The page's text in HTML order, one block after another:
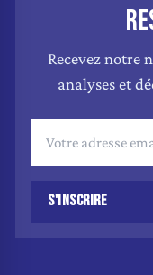
Recevez notre
analyses et
S'INSCRIRE